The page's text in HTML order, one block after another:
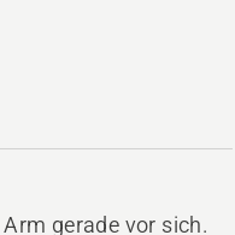
gerade vor sich.